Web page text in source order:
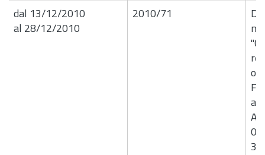
dal 13/12/2010
al 28/12/2010
2010/71